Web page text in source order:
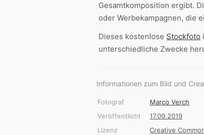
Gesamtkomposition ergibt.
oder Werbekampagnen, die
Dieses kostenlose Stockfoto
unterschiedliche Zwecke
Informationen zum Bild und
Fotograf
Marco Verch
Veröffentlicht
17.09.2019
Lizenz
Creative